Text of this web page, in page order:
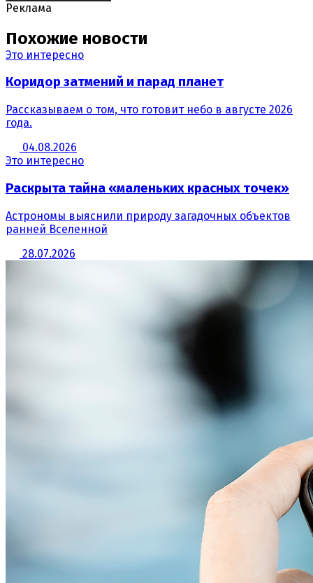
Реклама
Похожие новости
Это интересно
Коридор затмений и парад планет
Рассказываем о том, что готовит небо в августе 2026
года.
04.08.2026
Это интересно
Раскрыта тайна «маленьких красных точек»
Астрономы выяснили природу загадочных объектов
ранней Вселенной
28.07.2026